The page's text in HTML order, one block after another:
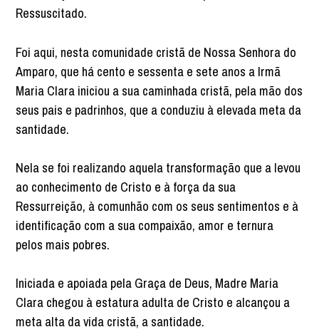
Ressuscitado.
Foi aqui, nesta comunidade cristã de Nossa Senhora do
Amparo, que há cento e sessenta e sete anos a Irmã
Maria Clara iniciou a sua caminhada cristã, pela mão dos
seus pais e padrinhos, que a conduziu à elevada meta da
santidade.
Nela se foi realizando aquela transformação que a levou
ao conhecimento de Cristo e à força da sua
Ressurreição, à comunhão com os seus sentimentos e à
identificação com a sua compaixão, amor e ternura
pelos mais pobres.
Iniciada e apoiada pela Graça de Deus, Madre Maria
Clara chegou à estatura adulta de Cristo e alcançou a
meta alta da vida cristã, a santidade.